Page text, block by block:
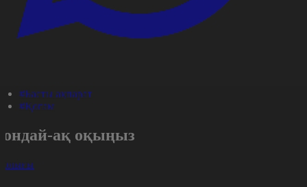
#Басты ақпарат
#Қоғам
ақ оқыңыз